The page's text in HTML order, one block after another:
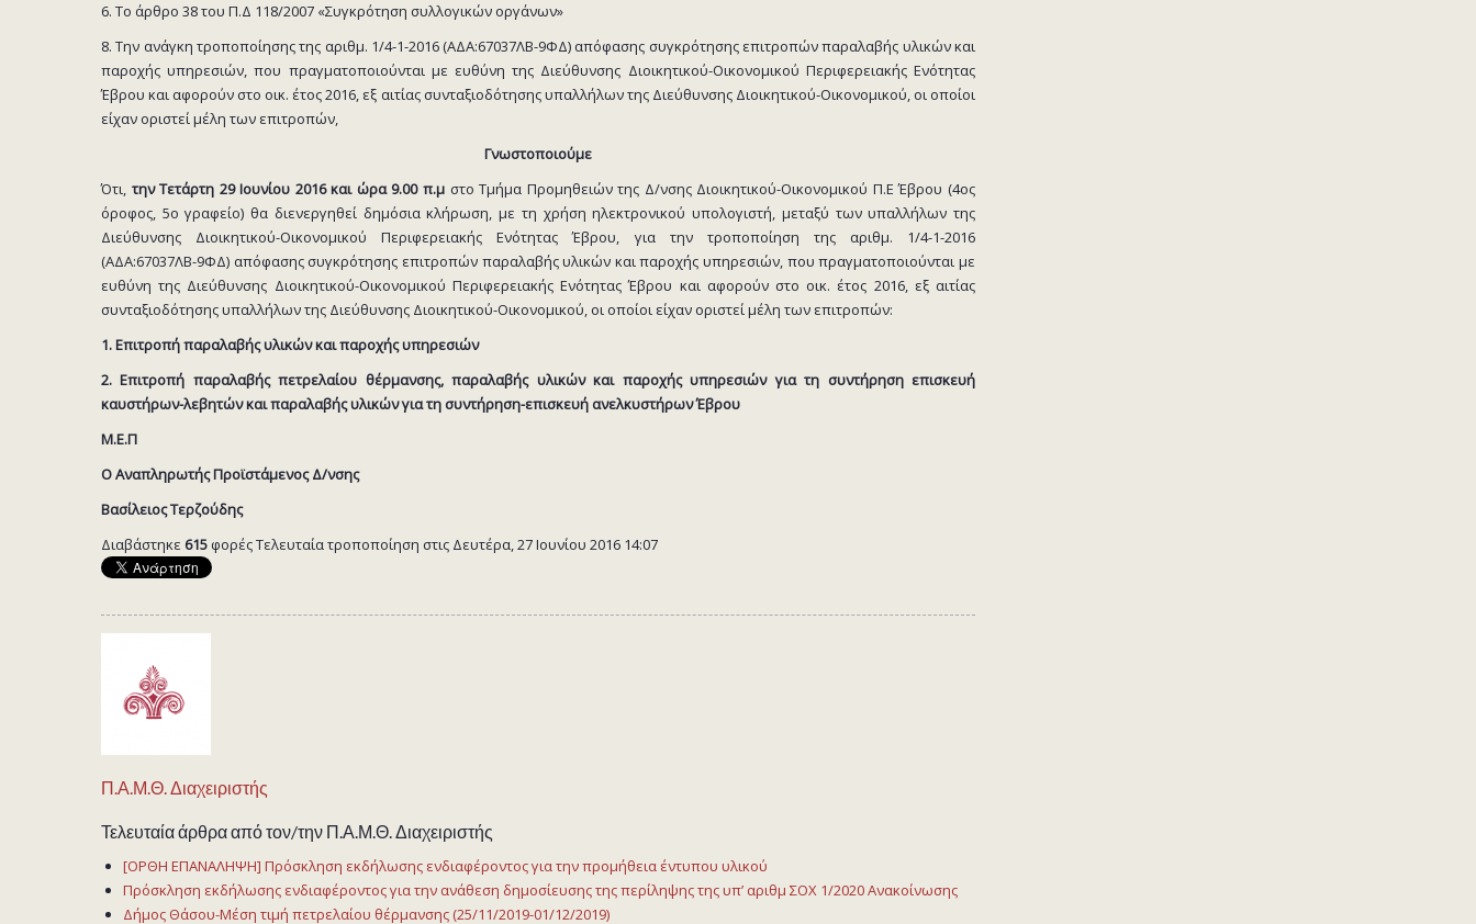
6. Το άρθρο 38 του Π.Δ 118/2007 «Συγκρότηση συλλογικών οργάνων»
8. Την ανάγκη τροποποίησης της αριθμ. 1/4-1-2016 (ΑΔΑ:67037ΛΒ-9ΦΔ) απόφασης συγκρότησης επιτροπών παραλαβής υλικών και
παροχής υπηρεσιών, που πραγματοποιούνται με ευθύνη της Διεύθυνσης Διοικητικού-Οικονομικού Περιφερειακής Ενότητας
Έβρου και αφορούν στο οικ. έτος 2016, εξ αιτίας συνταξιοδότησης υπαλλήλων της Διεύθυνσης Διοικητικού-Οικονομικού, οι οποίοι
είχαν οριστεί μέλη των επιτροπών,
Γνωστοποιούμε
Ότι, την Τετάρτη 29 Ιουνίου 2016 και ώρα 9.00 π.μ στο Τμήμα Προμηθειών της Δ/νσης Διοικητικού-Οικονομικού Π.Ε Έβρου (4ος
όροφος, 5ο γραφείο) θα διενεργηθεί δημόσια κλήρωση, με τη χρήση ηλεκτρονικού υπολογιστή, μεταξύ των υπαλλήλων της
Διεύθυνσης Διοικητικού-Οικονομικού Περιφερειακής Ενότητας Έβρου, για την τροποποίηση της αριθμ. 1/4-1-2016
(ΑΔΑ:67037ΛΒ-9ΦΔ) απόφασης συγκρότησης επιτροπών παραλαβής υλικών και παροχής υπηρεσιών, που πραγματοποιούνται με
ευθύνη της Διεύθυνσης Διοικητικού-Οικονομικού Περιφερειακής Ενότητας Έβρου και αφορούν στο οικ. έτος 2016, εξ αιτίας
συνταξιοδότησης υπαλλήλων της Διεύθυνσης Διοικητικού-Οικονομικού, οι οποίοι είχαν οριστεί μέλη των επιτροπών:
1. Επιτροπή παραλαβής υλικών και παροχής υπηρεσιών
2. Επιτροπή παραλαβής πετρελαίου θέρμανσης, παραλαβής υλικών και παροχής υπηρεσιών για τη συντήρηση επισκευή
καυστήρων-λεβητών και παραλαβής υλικών για τη συντήρηση-επισκευή ανελκυστήρων Έβρου
Μ.Ε.Π
Ο Αναπληρωτής Προϊστάμενος Δ/νσης
Βασίλειος Τερζούδης
Διαβάστηκε 615φορέςΤελευταία τροποποίηση στις Δευτέρα, 27 Ιουνίου 2016 14:07
Π.Α.Μ.Θ. Διαχειριστής
Τελευταία άρθρα από τον/την Π.Α.Μ.Θ. Διαχειριστής
[ΟΡΘΗ ΕΠΑΝΑΛΗΨΗ] Πρόσκληση εκδήλωσης ενδιαφέροντος για την προμήθεια έντυπου υλικού
Πρόσκληση εκδήλωσης ενδιαφέροντος για την ανάθεση δημοσίευσης της περίληψης της υπ’ αριθμ ΣΟΧ 1/2020 Ανακοίνωσης
Δήμος Θάσου-Μέση τιμή πετρελαίου θέρμανσης (25/11/2019-01/12/2019)